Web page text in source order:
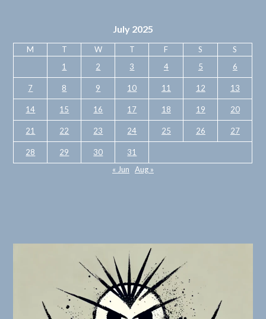
July 2025
M T W T F S
S
1
2 3 4 5 6
7 8 9 10 11 12 13
14 15 16 17 18 19 20
21 22 23 24 25 26 27
28 29 30
31
« Jun
Aug »